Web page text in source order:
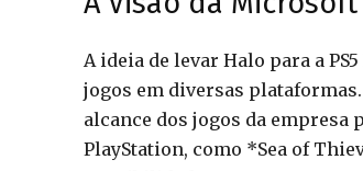
A ideia de levar Halo para a
jogos em diversas
alcance dos jogos da empresa
PlayStation, como *Sea of